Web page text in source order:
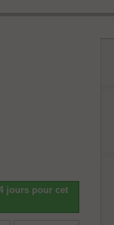
jours pour cet